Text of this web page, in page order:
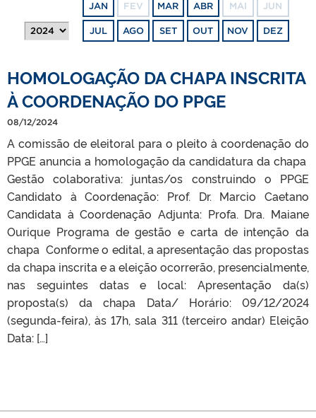
PORTARIAS
JAN FEV MAR ABR MAI JUN
JUL AGO SET OUT NOV DEZ
HOMOLOGAÇÃO DA CHAPA INSCRITA
À COORDENAÇÃO DO PPGE
08/12/2024
A comissão de eleitoral para o pleito à coordenação do
PPGE anuncia a homologação da candidatura da chapa
Gestão colaborativa: juntas/os construindo o PPGE
Candidato à Coordenação: Prof. Dr. Marcio Caetano
Candidata à Coordenação Adjunta: Profa. Dra. Maiane
Ourique Programa de gestão e carta de intenção da
chapa Conforme o edital, a apresentação das propostas
da chapa inscrita e a eleição ocorrerão, presencialmente,
nas seguintes datas e local: Apresentação da(s)
proposta(s) da chapa Data/ Horário: 09/12/2024
(segunda-feira), às 17h, sala 311 (terceiro andar) Eleição
Data: […]